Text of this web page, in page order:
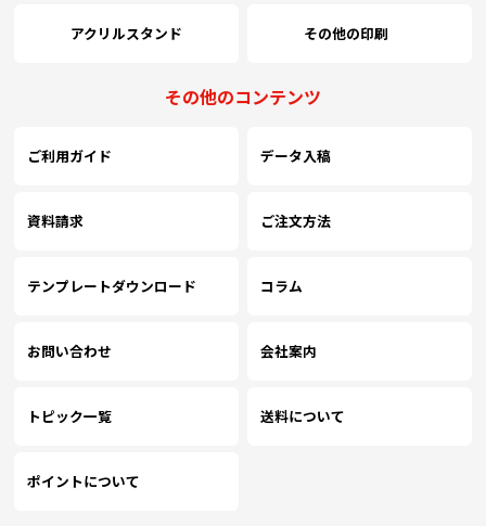
アクリルスタンド その他の印刷
その他のコンテンツ
ご利用ガイド データ入稿
資料請求 ご注文方法
テンプレートダウンロード コラム
お問い合わせ 会社案内
トピック一覧 送料について
ポイントについて